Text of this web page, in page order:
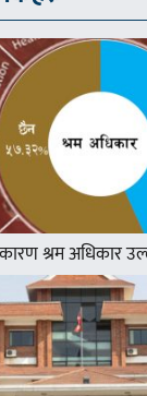
कारण श्रम अधिकार